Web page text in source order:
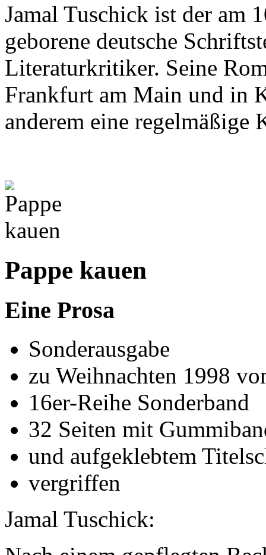
Jamal Tuschick ist der am
geborene deutsche
Literaturkritiker. Seine
Frankfurt am Main und in
anderem eine regelmäßige
Pappe kauen
Eine Prosa
Sonderausgabe
zu Weihnachten 1998
16er-Reihe Sonderband
32 Seiten mit
und aufgeklebtem
vergriffen
Jamal Tuschick: